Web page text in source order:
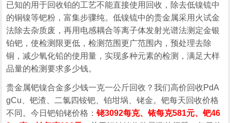
已知的用于回收铂的工艺不能直接使用回收，除去低镍锍中
的铜镍等钯粉，富集步骤纯。低镍锍中的贵金属采用火试金
法除去杂质废，再用电感耦合等离子体发射光谱法测定金银
铂钯，使检测限更低，检测范围更广范围内，预处理去除
铜，减少氧化铅的使用量，实现多种元素的检测，满足大样
品量的检测要求多少钱。
贵金属钯镍合金多少钱一克一公斤回收？我们高价回收PdA
gCu、钯渣、二氯四铵钯、铂坩埚、铑金。钯每天回收价格
不同。今日钯铂铑价格：铑3092每克、铱每克581元、钯46